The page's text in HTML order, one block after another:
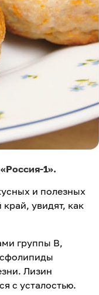
1».
и полезных
увидят, как
группы B,
Лизин
с усталостью.